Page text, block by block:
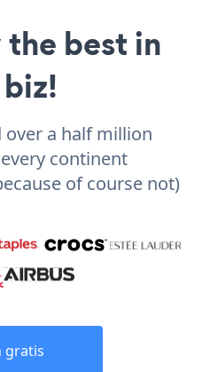
best in
over a half million
continent
of course not)
gratis